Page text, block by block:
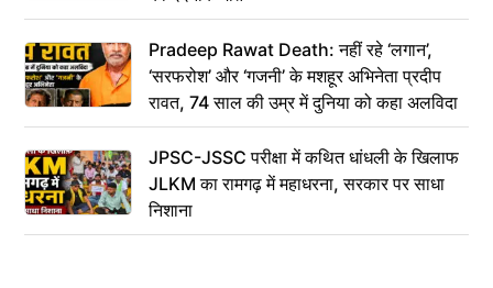
Pradeep Rawat Death: नहीं रहे ‘लगान’,
‘सरफरोश’ और ‘गजनी’ के मशहूर अभिनेता प्रदीप
रावत, 74 साल की उम्र में दुनिया को कहा अलविदा
JPSC-JSSC परीक्षा में कथित धांधली के खिलाफ
JLKM का रामगढ़ में महाधरना, सरकार पर साधा
निशाना